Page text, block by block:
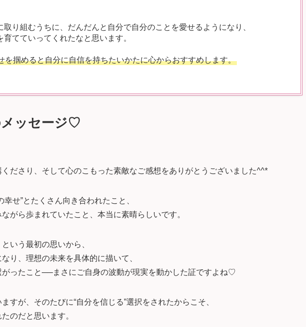
り組むうちに、だんだんと自分で自分のことを愛せるようになり、
てていってくれたなと思います。
を掴めると自分に自信を持ちたいかたに心からおすすめします。
メッセージ♡
ださり、そして心のこもった素敵なご感想をありがとうございました^^*
せ”とたくさん向き合われたこと、
がら歩まれていたこと、本当に素晴らしいです。
いう最初の思いから、
り、理想の未来を具体的に描いて、
がったこと──まさにご自身の波動が現実を動かした証ですよね♡
すが、そのたびに“自分を信じる”選択をされたからこそ、
のだと思います。